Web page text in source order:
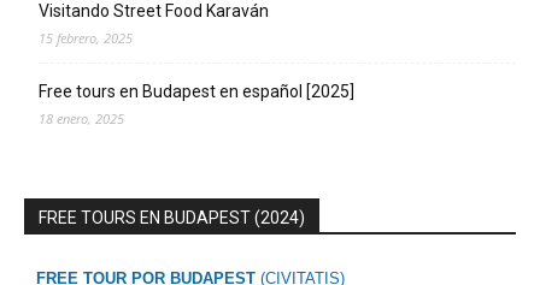
Visitando Street Food Karaván
15 febrero, 2025
Free tours en Budapest en español [2025]
18 enero, 2025
FREE TOURS EN BUDAPEST (2024)
FREE TOUR POR BUDAPEST (CIVITATIS)